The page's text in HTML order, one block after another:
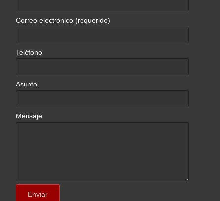
Correo electrónico (requerido)
Teléfono
Asunto
Mensaje